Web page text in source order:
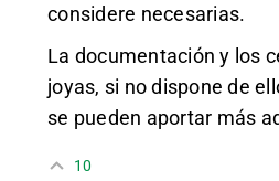
considere necesarias.
La documentación y los
joyas, si no dispone de
se pueden aportar más
10